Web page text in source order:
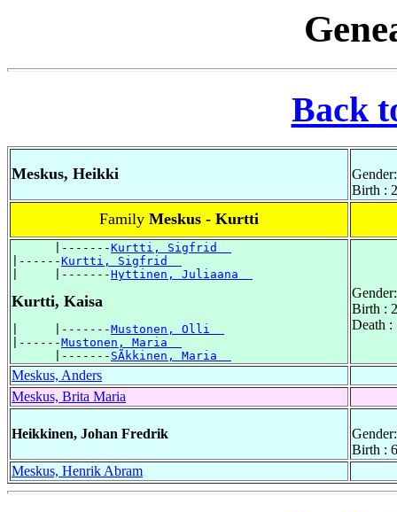
Back
Meskus, Heikki
Birth :
Family Meskus - Kurtti
      |-------
Kurtti, Sigfrid
|------Kurtti, Sigfrid
|     |-------Hyttinen, Juliaana
Kurtti, Kaisa
|     |-------Mustonen, Olli
|------Mustonen, Maria
      |-------
SÃkkinen, Maria
Birth :
Death :
Meskus, Anders
Meskus, Brita Maria
Heikkinen, Johan Fredrik
Birth :
Meskus, Henrik Abram